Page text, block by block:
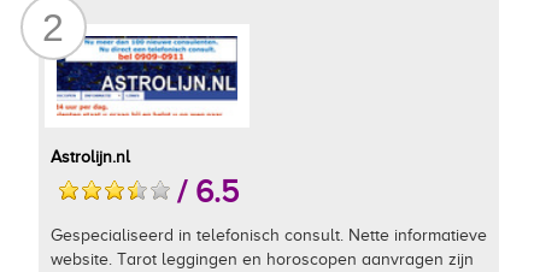
2
Astrolijn.nl
/ 6.5
Gespecialiseerd in telefonisch consult. Nette informatieve
website. Tarot leggingen en horoscopen aanvragen zijn